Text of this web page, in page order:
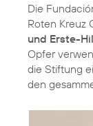
Die
Roten Kreuz
und Erste-
Opfer
die Stiftung
den